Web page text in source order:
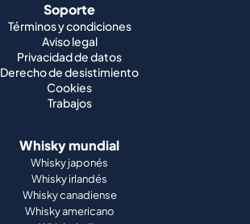
Soporte
Términos y condiciones
Aviso legal
Privacidad de datos
Derecho de desistimiento
Cookies
Trabajos
Whisky mundial
Whisky japonés
Whisky irlandés
Whisky canadiense
Whisky americano